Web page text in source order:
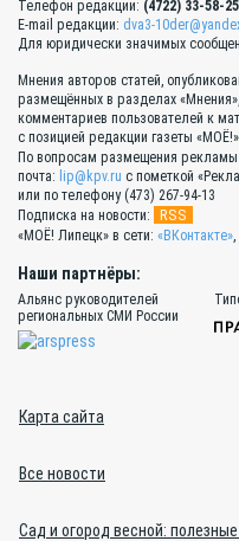
Телефон редакции: (4722) 33-58-25
E-mail редакции: dva3-
Для юридически значимых
Мнения авторов статей,
размещённых в разделах
комментариев пользователей к
с позицией редакции газеты
По вопросам размещения рекламы
почта: lip@kpv.ru с пометкой
или по телефону (473) 267-94-13
Подписка на новости:
RSS
«МОЁ! Липецк» в сети: «ВКонтакте»
Наши партнёры:
Альянс руководителей
региональных СМИ России
Карта сайта
Все новости
Сад и огород весной: